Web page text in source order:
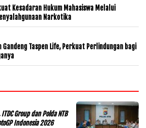
Kesadaran Hukum Mahasiswa Melalui
Narkotika
Gandeng Taspen Life, Perkuat Perlindungan bagi
Group dan Polda NTB
Indonesia 2026